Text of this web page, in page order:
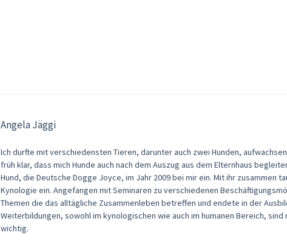
Angela Jäggi
Ich durfte mit verschiedensten Tieren, darunter auch zwei Hunden,
früh klar, dass mich Hunde auch nach dem Auszug aus dem Elternhaus
Hund, die Deutsche Dogge Joyce, im Jahr 2009 bei mir ein. Mit ihr zusammen
Kynologie ein. Angefangen mit Seminaren zu verschiedenen
Themen die das alltägliche Zusammenleben betreffen und endete in der
Weiterbildungen, sowohl im kynologischen wie auch im humanen Bereich,
wichtig.